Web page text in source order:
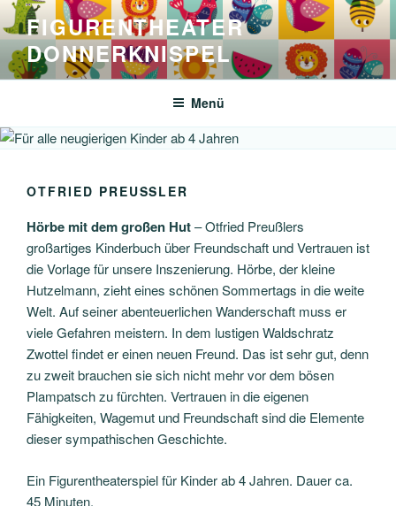
Zum
Inhalt
springen
FIGURENTHEATER
DONNERKNISPEL
Menü
OTFRIED PREUSSLER
Hörbe mit dem großen Hut– Otfried Preußlers
großartiges Kinderbuch über Freundschaft und Vertrauen ist
die Vorlage für unsere Inszenierung. Hörbe, der kleine
Hutzelmann, zieht eines schönen Sommertags in die weite
Welt. Auf seiner abenteuerlichen Wanderschaft muss er
viele Gefahren meistern. In dem lustigen Waldschratz
Zwottel findet er einen neuen Freund. Das ist sehr gut, denn
zu zweit brauchen sie sich nicht mehr vor dem bösen
Plampatsch zu fürchten. Vertrauen in die eigenen
Fähigkeiten, Wagemut und Freundschaft sind die Elemente
dieser sympathischen Geschichte.
Ein Figurentheaterspiel für Kinder ab 4 Jahren. Dauer ca.
45 Minuten.